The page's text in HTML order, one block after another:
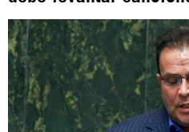
Instagram